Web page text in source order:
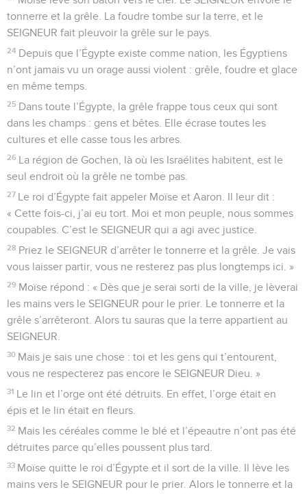
tonnerre et la grêle. La foudre tombe sur la terre, et le
SEIGNEUR fait pleuvoir la grêle sur le pays.
24 Depuis que l’Égypte existe comme nation, les Égyptiens
n’ont jamais vu un orage aussi violent : grêle, foudre et glace
en même temps.
25 Dans toute l’Égypte, la grêle frappe tous ceux qui sont
dans les champs : gens et bêtes. Elle écrase toutes les
cultures et elle casse tous les arbres.
26 La région de Gochen, là où les Israélites habitent, est le
seul endroit où la grêle ne tombe pas.
27 Le roi d’Égypte fait appeler Moïse et Aaron. Il leur dit :
« Cette fois-ci, j’ai eu tort. Moi et mon peuple, nous sommes
coupables. C’est le SEIGNEUR qui a agi avec justice.
28 Priez le SEIGNEUR d’arrêter le tonnerre et la grêle. Je vais
vous laisser partir, vous ne resterez pas plus longtemps ici. »
29 Moïse répond : « Dès que je serai sorti de la ville, je lèverai
les mains vers le SEIGNEUR pour le prier. Le tonnerre et la
grêle s’arrêteront. Alors tu sauras que la terre appartient au
SEIGNEUR.
30 Mais je sais une chose : toi et les gens qui t’entourent,
vous ne respecterez pas encore le SEIGNEUR Dieu. »
31 Le lin et l’orge ont été détruits. En effet, l’orge était en
épis et le lin était en fleurs.
32 Mais les céréales comme le blé et l’épeautre n’ont pas été
détruites parce qu’elles poussent plus tard.
33 Moïse quitte le roi d’Égypte et il sort de la ville. Il lève les
mains vers le SEIGNEUR pour le prier. Alors le tonnerre et la